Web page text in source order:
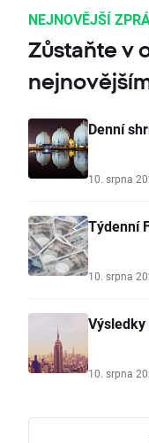
NEJNOVĚJŠÍ
Zůstaňte v
Denní
10. srpna
Týdenní
10. srpna
10. srpna